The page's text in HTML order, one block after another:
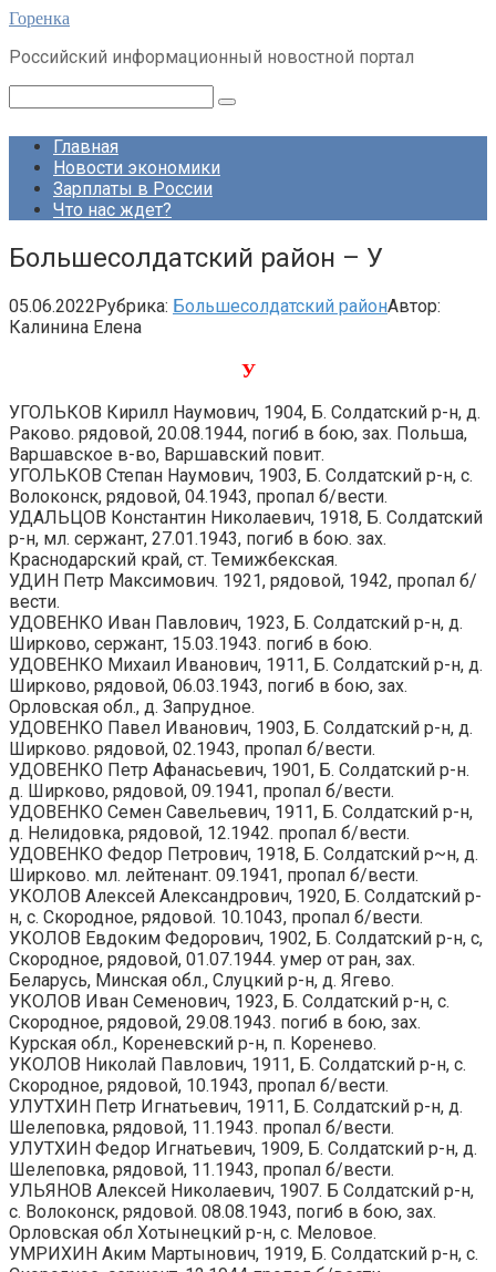
Перейти
контенту
Горенка
Российский информационный новостной портал
Главная
Новости экономики
Зарплаты в России
Что нас ждет?
Большесолдатский район – У
05.06.2022Рубрика: Большесолдатский районАвтор:
Калинина Елена
У
УГОЛЬКОВ Кирилл Наумович, 1904, Б. Солдатский р-н, д.
Раково. рядовой, 20.08.1944, погиб в бою, зах. Польша,
Варшавское в-во, Варшавский повит.
УГОЛЬКОВ Степан Наумович, 1903, Б. Солдатский р-н, с.
Волоконск, рядовой, 04.1943, пропал б/вести.
УДАЛЬЦОВ Константин Николаевич, 1918, Б. Солдатский
р-н, мл. сержант, 27.01.1943, погиб в бою. зах.
Краснодарский край, ст. Темижбекская.
УДИН Петр Максимович. 1921, рядовой, 1942, пропал б/
вести.
УДОВЕНКО Иван Павлович, 1923, Б. Солдатский р-н, д.
Ширково, сержант, 15.03.1943. погиб в бою.
УДОВЕНКО Михаил Иванович, 1911, Б. Солдатский р-н, д.
Ширково, рядовой, 06.03.1943, погиб в бою, зах.
Орловская обл., д. Запрудное.
УДОВЕНКО Павел Иванович, 1903, Б. Солдатский р-н, д.
Ширково. рядовой, 02.1943, пропал б/вести.
УДОВЕНКО Петр Афанасьевич, 1901, Б. Солдатский р-н.
д. Ширково, рядовой, 09.1941, пропал б/вести.
УДОВЕНКО Семен Савельевич, 1911, Б. Солдатский р-н,
д. Нелидовка, рядовой, 12.1942. пропал б/вести.
УДОВЕНКО Федор Петрович, 1918, Б. Солдатский р~н, д.
Ширково. мл. лейтенант. 09.1941, пропал б/вести.
УКОЛОВ Алексей Александрович, 1920, Б. Солдатский р-
н, с. Скородное, рядовой. 10.1043, пропал б/вести.
УКОЛОВ Евдоким Федорович, 1902, Б. Солдатский р-н, с,
Скородное, рядовой, 01.07.1944. умер от ран, зах.
Беларусь, Минская обл., Слуцкий р-н, д. Ягево.
УКОЛОВ Иван Семенович, 1923, Б. Солдатский р-н, с.
Скородное, рядовой, 29.08.1943. погиб в бою, зах.
Курская обл., Кореневский р-н, п. Коренево.
УКОЛОВ Николай Павлович, 1911, Б. Солдатский р-н, с.
Скородное, рядовой, 10.1943, пропал б/вести.
УЛУТХИН Петр Игнатьевич, 1911, Б. Солдатский р-н, д.
Шелеповка, рядовой, 11.1943. пропал б/вести.
УЛУТХИН Федор Игнатьевич, 1909, Б. Солдатский р-н, д.
Шелеповка, рядовой, 11.1943, пропал б/вести.
УЛЬЯНОВ Алексей Николаевич, 1907. Б Солдатский р-н,
с. Волоконск, рядовой. 08.08.1943, погиб в бою, зах.
Орловская обл Хотынецкий р-н, с. Меловое.
УМРИХИН Аким Мартынович, 1919, Б. Солдатский р-н, с.